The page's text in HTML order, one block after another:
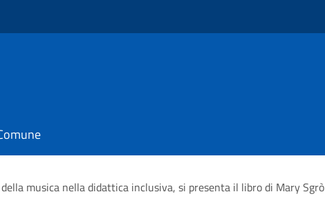
musica nella didattica inclusiva, si presenta il libro di Mary Sgrò